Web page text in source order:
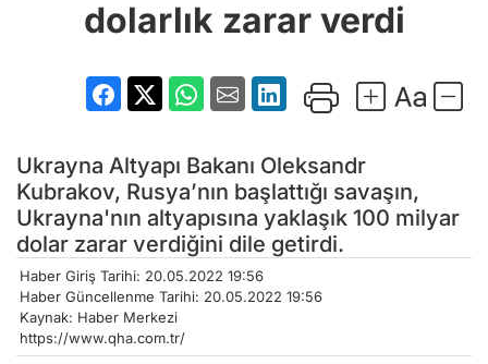
dolarlık zarar verdi
Ukrayna Altyapı Bakanı Oleksandr
Kubrakov, Rusya’nın başlattığı savaşın,
Ukrayna'nın altyapısına yaklaşık 100 milyar
dolar zarar verdiğini dile getirdi.
Haber Giriş Tarihi: 20.05.2022 19:56
Haber Güncellenme Tarihi: 20.05.2022 19:56
Kaynak: Haber Merkezi
https://www.qha.com.tr/